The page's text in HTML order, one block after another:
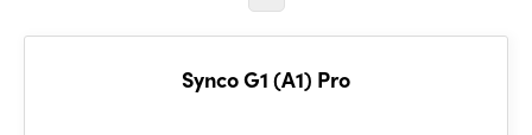
Synco G1 (A1) Pro